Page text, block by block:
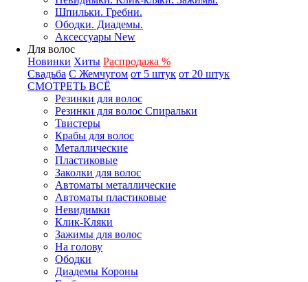
Шпильки. Гребни.
Ободки. Диадемы.
Аксессуары New
Для волос
Новинки Хиты Распродажа %
Свадьба С Жемчугом от 5 штук от 20 штук
СМОТРЕТЬ ВСЁ
Резинки для волос
Резинки для волос Спиральки
Твистеры
Крабы для волос
Металлические
Пластиковые
Заколки для волос
Автоматы металлические
Автоматы пластиковые
Невидимки
Клик-Кляки
Зажимы для волос
На голову
Ободки
Диадемы Короны